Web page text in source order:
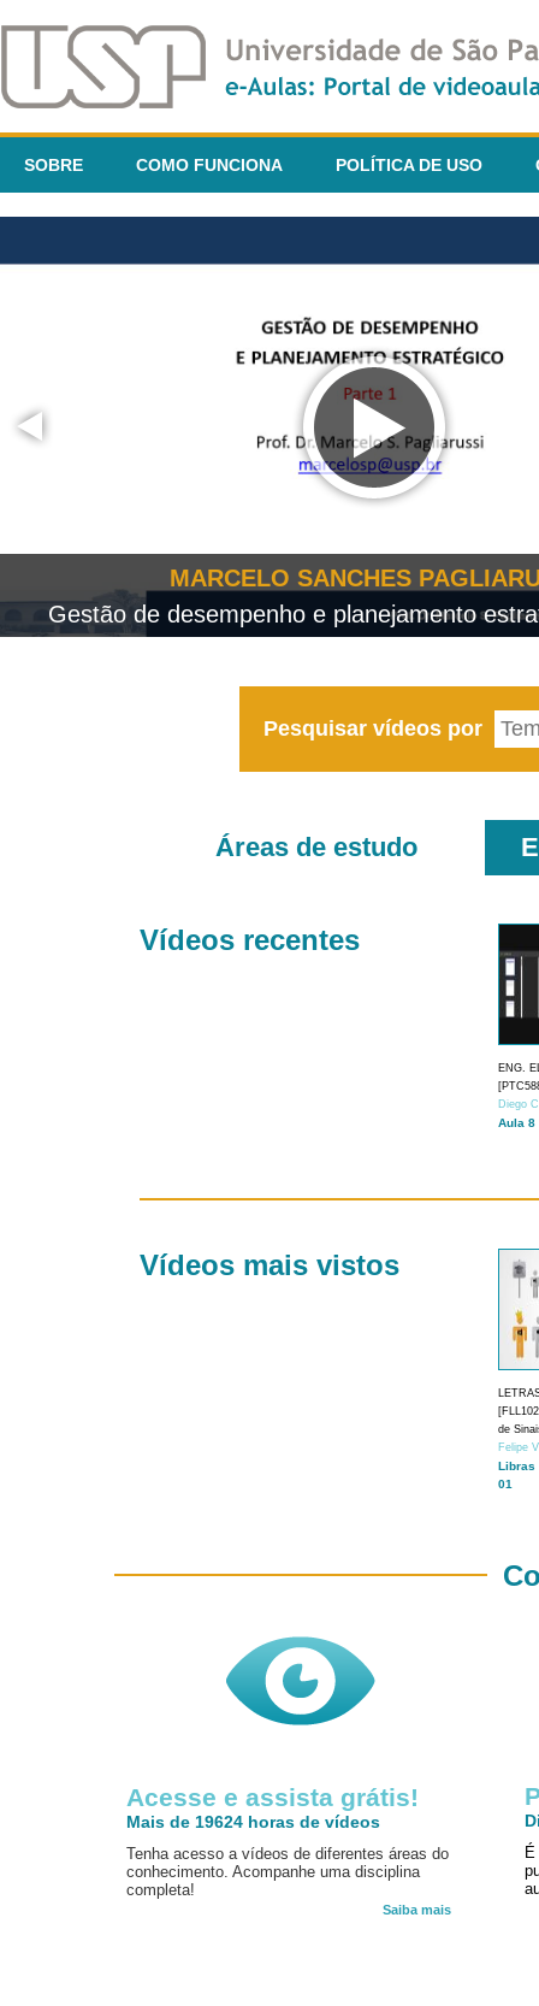
SOBRE COMO FUNCIONA POLÍTICA DE USO
MARCELO SANCHES
Gestão de desempenho e planejamento
Pesquisar vídeos por
Áreas de estudo
Vídeos recentes
ENG.
Diego
Aula 8
Vídeos mais vistos
de
Felipe
Libras
01
Acesse e assista grátis!
Mais de 19624 horas de vídeos
Tenha acesso a vídeos de diferentes áreas do
conhecimento. Acompanhe uma disciplina
completa!
Saiba mais